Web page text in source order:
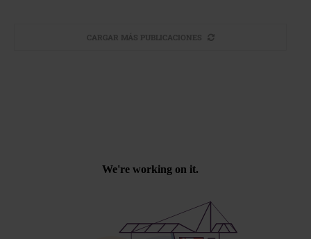
CARGAR MÁS PUBLICACIONES